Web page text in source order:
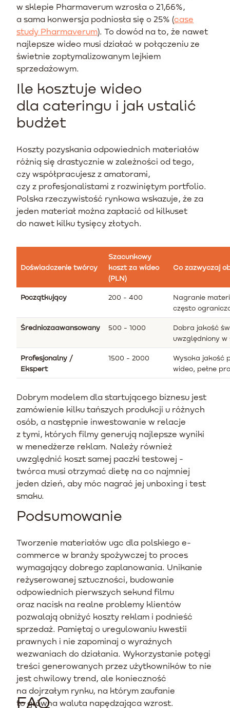
w sklepie Pharmaverum wzrosła o 21,66%,
a sama konwersja podniosła się o 25% (case
study Pharmaverum). To dowód na to, że nawet
najlepsze wideo musi działać w połączeniu ze
świetnie zoptymalizowanym lejkiem
sprzedażowym.
Ile kosztuje wideo
dla cateringu i jak ustalić
budżet
Koszty pozyskania odpowiednich materiałów
różnią się drastycznie w zależności od tego,
czy współpracujesz z amatorami,
czy z profesjonalistami z rozwiniętym portfolio.
Polska rzeczywistość rynkowa wskazuje, że za
jeden materiał można zapłacić od kilkuset
do nawet kilku tysięcy złotych.
Doświadczenie twórcy
Szacunkowy
koszt za wideo
(PLN)
Co zazwyczaj
Początkujący 200 - 400
Nagranie
często
Średniozaawansowany 500 - 1000
Dobra jakość
uwzględniony w
Profesjonalny /
Ekspert
1500 - 2000
Wysoka jakość
wideo, pełne
Dobrym modelem dla startującego biznesu jest
zamówienie kilku tańszych produkcji u różnych
osób, a następnie inwestowanie w relacje
z tymi, których filmy generują najlepsze wyniki
w menedżerze reklam. Należy również
uwzględnić koszt samej paczki testowej -
twórca musi otrzymać dietę na co najmniej
jeden dzień, aby móc nagrać jej unboxing i test
smaku.
Podsumowanie
Tworzenie materiałów ugc dla polskiego e-
commerce w branży spożywczej to proces
wymagający dobrego zaplanowania. Unikanie
reżyserowanej sztuczności, budowanie
odpowiednich pierwszych sekund filmu
oraz nacisk na realne problemy klientów
pozwalają obniżyć koszty reklam i podnieść
sprzedaż. Pamiętaj o uregulowaniu kwestii
prawnych i nie zapominaj o wyraźnych
wezwaniach do działania. Wykorzystanie potęgi
treści generowanych przez użytkowników to nie
jest chwilowy trend, ale konieczność
na dojrzałym rynku, na którym zaufanie
to główna waluta napędzająca wzrost.
FAQ